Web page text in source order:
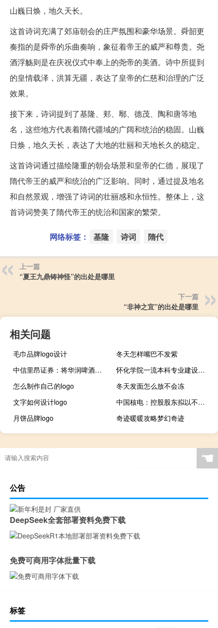
山巍日焕，地久天长。
这首诗词充满了郊庙朝会的庄严氛围和豪华场景。舜韶更
奏指的是舜帝的乐曲奏响，象征着帝王的威严和尊贵。尧
酒浮觞则是在庆祝仪式中奉上的尧帝的美酒。诗中所提到
的皇情载泽，洪算无疆，表达了皇帝的仁慈和治理的广泛
效果。
接下来，诗词提到了基隆、郏、鄏、德茂、陶和唐等地
名，这些地方代表着隋代疆域的广阔和统治的稳固。山巍
日焕，地久天长，表达了大地的壮丽和天地长久的稳定。
这首诗词通过描绘隆重的朝会场景和皇帝的仁德，展现了
隋代帝王的威严和统治的广泛影响。同时，通过提及地名
和自然景观，增强了诗词的壮丽感和永恒性。整体上，这
首诗词赞美了隋代帝王的统治和国家的繁荣。
网络标签： 基隆 诗词 隋代
上一篇
“夏王九鼎铸神怪”的出处是哪里
下一篇
“非神之宜”的出处是哪里
相关问题
毛巾品牌logo设计
冬天怎样嘴巴不发紫
中信里昂证券：将华润啤酒评级下调至增持目标价54港元
怀化学院一流本科专业建设名单
怎么制作自己的logo
冬天发面怎么放不会冻
文字如何设计logo
中国核电：控股股东拟以不超过5亿元增持公司股份
月饼品牌logo
奇迹暖暖攻略梦幻奇迹
☚
公告
DeepSeek全套部署资料免费下载
免费可商用字体批量下载
标签